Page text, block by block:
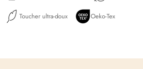
Toucher ultra-doux Oeko-Tex